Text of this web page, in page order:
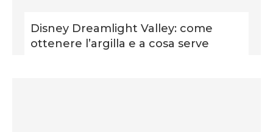
Disney Dreamlight Valley: come
ottenere l’argilla e a cosa serve